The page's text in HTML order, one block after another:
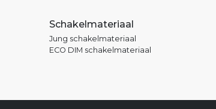
Schakelmateriaal
Jung schakelmateriaal
ECO DIM schakelmateriaal